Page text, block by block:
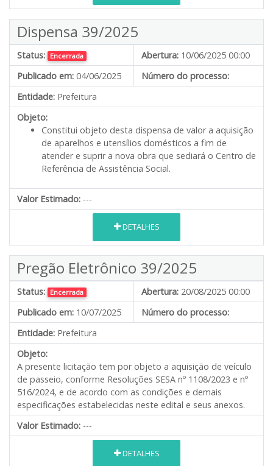
Dispensa 39/2025
Status: Encerrada Abertura: 10/06/2025 00:00
Publicado em: 04/06/2025
Número do processo:
Entidade: Prefeitura
Objeto:
Constitui objeto desta dispensa de valor a aquisição
de aparelhos e utensílios domésticos a fim de
atender e suprir a nova obra que sediará o Centro de
Referência de Assistência Social.
Valor Estimado: ---
DETALHES
Pregão Eletrônico 39/2025
Status: Encerrada Abertura: 20/08/2025 00:00
Publicado em: 10/07/2025
Número do processo:
Entidade: Prefeitura
Objeto:
A presente licitação tem por objeto a aquisição de veículo
de passeio, conforme Resoluções SESA nº 1108/2023 e nº
516/2024, e de acordo com as condições e demais
especificações estabelecidas neste edital e seus anexos.
Valor Estimado: ---
DETALHES